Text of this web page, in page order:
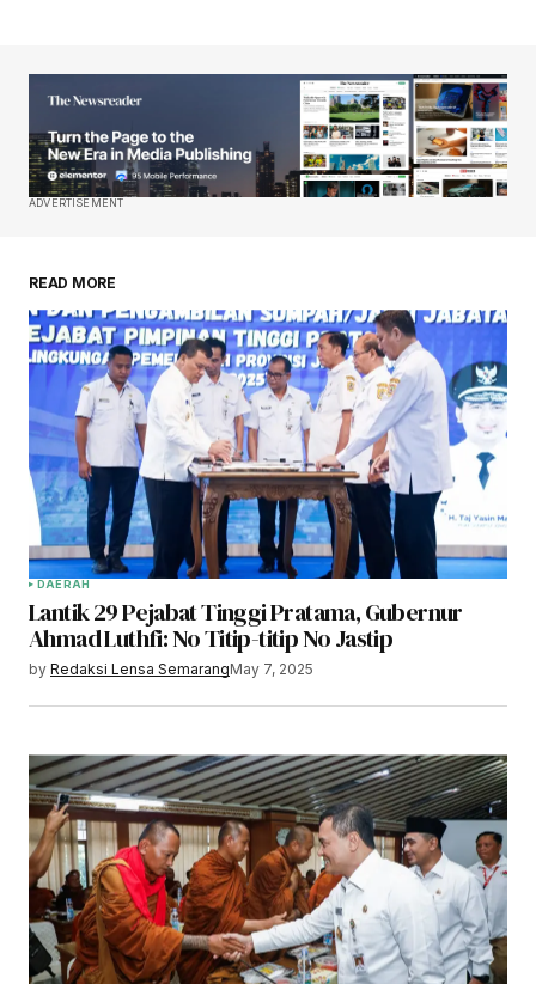
ADVERTISEMENT
READ MORE
DAERAH
Lantik 29 Pejabat Tinggi Pratama, Gubernur
Ahmad Luthfi: No Titip-titip No Jastip
by Redaksi Lensa SemarangMay 7, 2025